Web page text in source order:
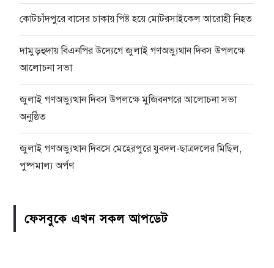
কোটচাঁদপুরে বাসের চাকায় পিষ্ট হয়ে মোটরসাইকেল আরোহী নিহত
দামুড়হুদায় বিএনপির উদ্যেগে জুলাই গণঅভ্যুথান দিবস উপলক্ষে
আলোচনা সভা
জুলাই গণঅভ্যুত্থান দিবস উপলক্ষে মুজিবনগরে আলোচনা সভা
অনুষ্ঠিত
জুলাই গণঅভ্যুত্থান দিবসে মেহেরপুরে যুবদল-ছাত্রদলের মিছিল,
পুষ্পমাল্য অর্পণ
ফেসবুকে এখন সকল আপডেট